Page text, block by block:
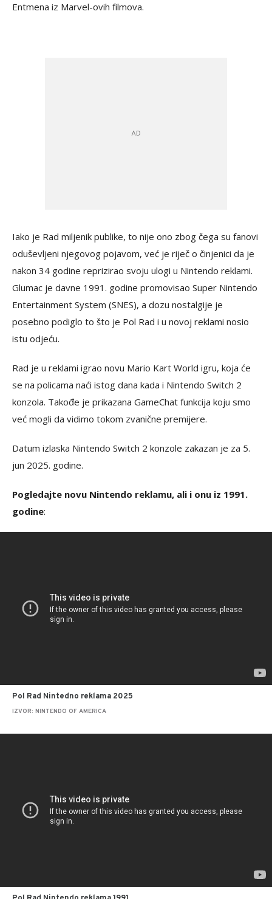
Entmena iz Marvel-ovih filmova.
Iako je Rad miljenik publike, to nije ono zbog čega su fanovi
oduševljeni njegovog pojavom, već je riječ o činjenici da je
nakon 34 godine reprizirao svoju ulogi u Nintendo reklami.
Glumac je davne 1991. godine promovisao Super Nintendo
Entertainment System (SNES), a dozu nostalgije je
posebno podiglo to što je Pol Rad i u novoj reklami nosio
istu odjeću.
Rad je u reklami igrao novu Mario Kart World igru, koja će
se na policama naći istog dana kada i Nintendo Switch 2
konzola. Takođe je prikazana GameChat funkcija koju smo
već mogli da vidimo tokom zvanične premijere.
Datum izlaska Nintendo Switch 2 konzole zakazan je za 5.
jun 2025. godine.
Pogledajte novu Nintendo reklamu, ali i onu iz 1991.
godine:
Pol Rad Nintedno reklama 2025
IZVOR: NINTENDO OF AMERICA